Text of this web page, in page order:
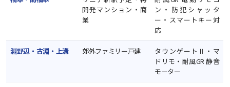
開発マンション・商
業
ン・防犯シャッタ
ー・スマートキー対
応
淵野辺・古淵・上溝 郊外ファミリー戸建
タウンゲートⅡ・マ
ドリモ・耐風GR 静音
モーター